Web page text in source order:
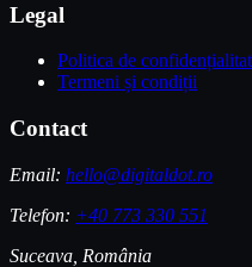
Legal
Politica de
Termeni și condiții
Contact
Email: hello@digitaldot.ro
Telefon: +40 773 330 551
Suceava, România